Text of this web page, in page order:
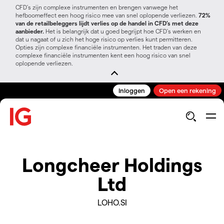
CFD’s zijn complexe instrumenten en brengen vanwege het
hefboomeffect een hoog risico mee van snel oplopende verliezen. 72%
van de retailbeleggers lijdt verlies op de handel in CFD’s met deze
aanbieder. Het is belangrijk dat u goed begrijpt hoe CFD's werken en
dat u nagaat of u zich het hoge risico op verlies kunt permitteren.
Opties zijn complexe financiële instrumenten. Het traden van deze
complexe financiële instrumenten kent een hoog risico van snel
oplopende verliezen.
Inloggen Open een rekening
Longcheer Holdings
Ltd
LOHO.SI